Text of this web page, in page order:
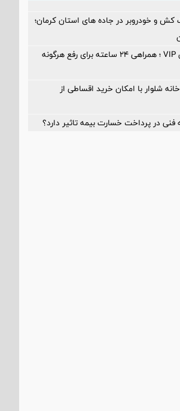
کش و خودروبر در جاده های استان کرمان؛
امداد خودرو تهران VIP ؛ همراهی ۲۴ ساعته برای رفع هرگونه
شلوار با امکان خرید اقساطی از
فنی در پرداخت خسارت بیمه تاثیر دارد؟